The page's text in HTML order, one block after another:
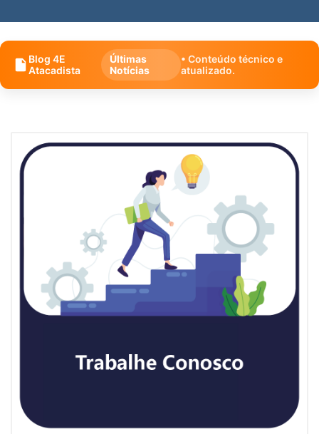
Blog 4E
Atacadista
Últimas
Notícias
• Conteúdo técnico e
atualizado.